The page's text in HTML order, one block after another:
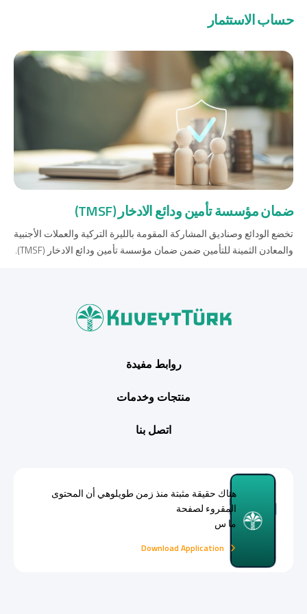
حساب الاستثمار
ضمان مؤسسة تأمين ودائع الادخار (TMSF)
تخضع الودائع وصناديق المشاركة المقومة بالليرة التركية والعملات الأجنبية
والمعادن الثمينة للتأمين ضمن ضمان مؤسسة تأمين ودائع الادخار (TMSF).
روابط مفيدة
منتجات وخدمات
اتصل بنا
هناك حقيقة مثبتة منذ زمن طويلوهي أن المحتوى
المقروء لصفحة
ما س
Download Application